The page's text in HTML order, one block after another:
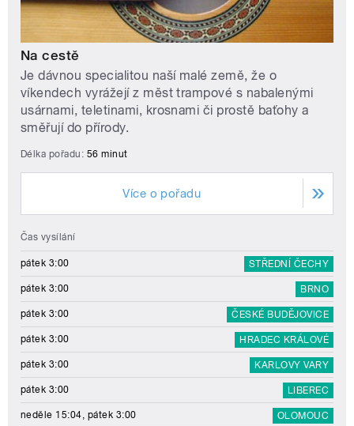
Na cestě
Je dávnou specialitou naší malé země, že o
víkendech vyrážejí z měst trampové s nabalenými
usárnami, teletinami, krosnami či prostě baťohy a
směřují do přírody.
Délka pořadu: 56 minut
Více o pořadu
Čas vysílání
pátek 3:00 STŘEDNÍ ČECHY
pátek 3:00 BRNO
pátek 3:00 ČESKÉ BUDĚJOVICE
pátek 3:00 HRADEC KRÁLOVÉ
pátek 3:00 KARLOVY VARY
pátek 3:00 LIBEREC
neděle 15:04, pátek 3:00 OLOMOUC